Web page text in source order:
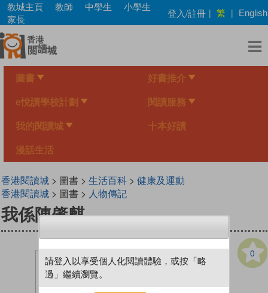
Skip
main
content
教城主頁 教師 中學生
小學生
家長
登入/註冊 | 繁 | English
圖書 好書推介
e悅讀學校計劃 閱讀服務
我的閱讀城 十本好讀
漫話生活
香港閱讀城> 圖書 > 生活百科> 健康及運動
香港閱讀城> 圖書 > 人物傳記
我係陳肇麒
0
請登入以享受個人化閱讀體驗，或按「略
過」繼續瀏覽。